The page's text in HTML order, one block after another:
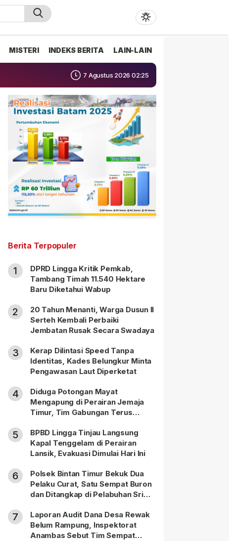
MISTERI INDEKS BERITA LAIN-LAIN
7 Agustus 2026 02:25
Berita Terpopuler
1
DPRD Lingga Kritik Pemkab,
Tambang Timah 11.540 Hektare
Baru Diketahui Wabup
2
20 Tahun Menanti, Warga Dusun II
Serteh Kembali Perbaiki
Jembatan Rusak Secara Swadaya
3
Kerap Dilintasi Speed Tanpa
Identitas, Kades Belungkur Minta
Pengawasan Laut Diperketat
4
Diduga Potongan Mayat
Mengapung di Perairan Jemaja
Timur, Tim Gabungan Terus
5
BPBD Lingga Tinjau Langsung
Kapal Tenggelam di Perairan
Lansik, Evakuasi Dimulai Hari Ini
6
Polsek Bintan Timur Bekuk Dua
Pelaku Curat, Satu Sempat Buron
dan Ditangkap di Pelabuhan Sri
7
Laporan Audit Dana Desa Rewak
Belum Rampung, Inspektorat
Anambas Sebut Tim Sempat